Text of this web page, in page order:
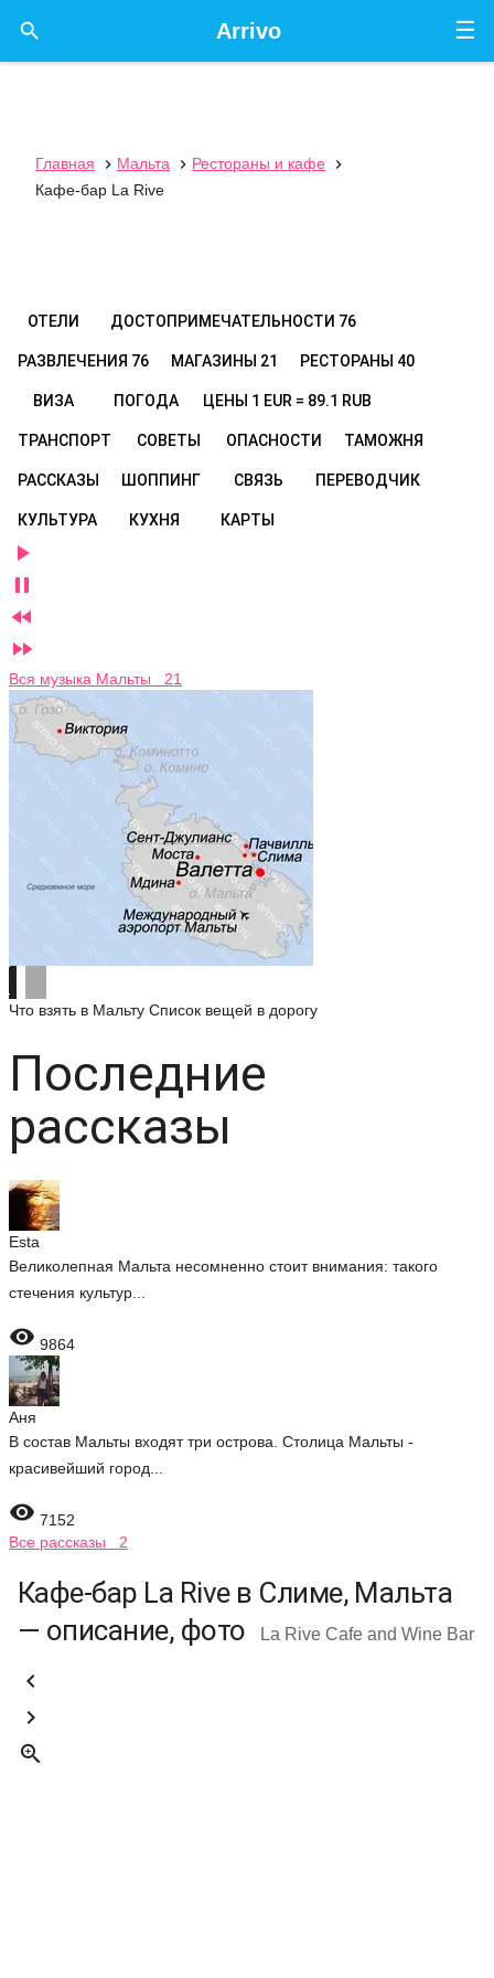
☰
Arrivo

Главная  Мальта  Рестораны и кафе

Кафе-бар La Rive
ОТЕЛИ ДОСТОПРИМЕЧАТЕЛЬНОСТИ 76
РАЗВЛЕЧЕНИЯ 76 МАГАЗИНЫ 21 РЕСТОРАНЫ 40
ВИЗА ПОГОДА ЦЕНЫ 1 EUR = 89.1 RUB
ТРАНСПОРТ СОВЕТЫ ОПАСНОСТИ ТАМОЖНЯ
РАССКАЗЫ ШОППИНГ СВЯЗЬ ПЕРЕВОДЧИК
КУЛЬТУРА КУХНЯ КАРТЫ




Вся музыка Мальты 21
Что взять в Мальту Список вещей в дорогу
Последние
рассказы
Esta
Великолепная Мальта несомненно стоит внимания: такого
стечения культур...
 9864
Аня
В состав Мальты входят три острова. Столица Мальты -
красивейший город...
 7152
Все рассказы 2
Кафе-бар La Rive в Слиме, Мальта
— описание, фото
La Rive Cafe and Wine Bar


